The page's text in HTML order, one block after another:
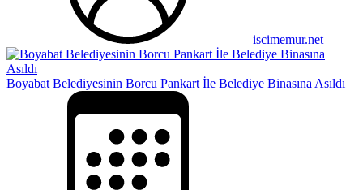
iscimemur.net
Boyabat Belediyesinin Borcu Pankart İle Belediye Binasına Asıldı